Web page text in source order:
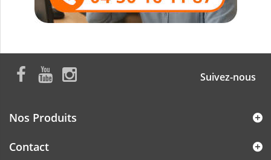
Suivez-nous
Nos Produits
Contact